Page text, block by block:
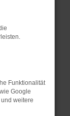
können:
Funktionalität
Google
weitere